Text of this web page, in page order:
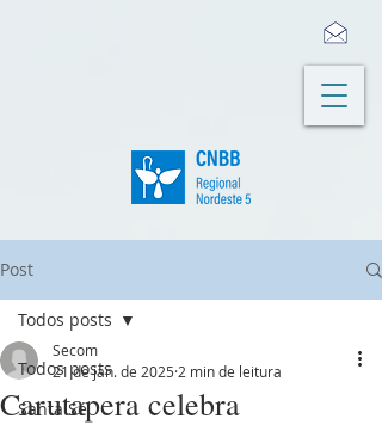
Post
Todos posts
Santa Sé
Todos posts
Carutapera celebra
Secom
21 de jan. de 2025 2 min de leitura